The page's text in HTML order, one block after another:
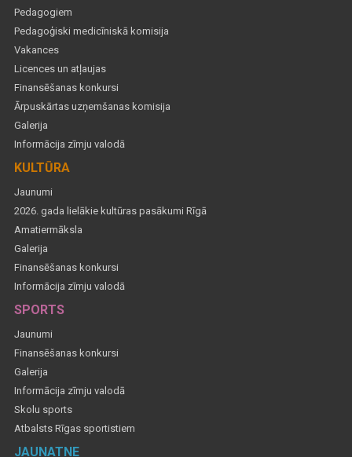
Pedagogiem
Pedagoģiski medicīniskā komisija
Vakances
Licences un atļaujas
Finansēšanas konkursi
Ārpuskārtas uzņemšanas komisija
Galerija
Informācija zīmju valodā
KULTŪRA
Jaunumi
2026. gada lielākie kultūras pasākumi Rīgā
Amatiermāksla
Galerija
Finansēšanas konkursi
Informācija zīmju valodā
SPORTS
Jaunumi
Finansēšanas konkursi
Galerija
Informācija zīmju valodā
Skolu sports
Atbalsts Rīgas sportistiem
JAUNATNE